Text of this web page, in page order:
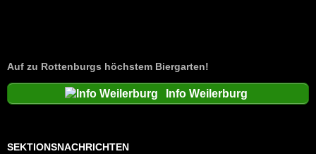
Auf zu Rottenburgs höchstem Biergarten!
Info Weilerburg
SEKTIONSNACHRICHTEN